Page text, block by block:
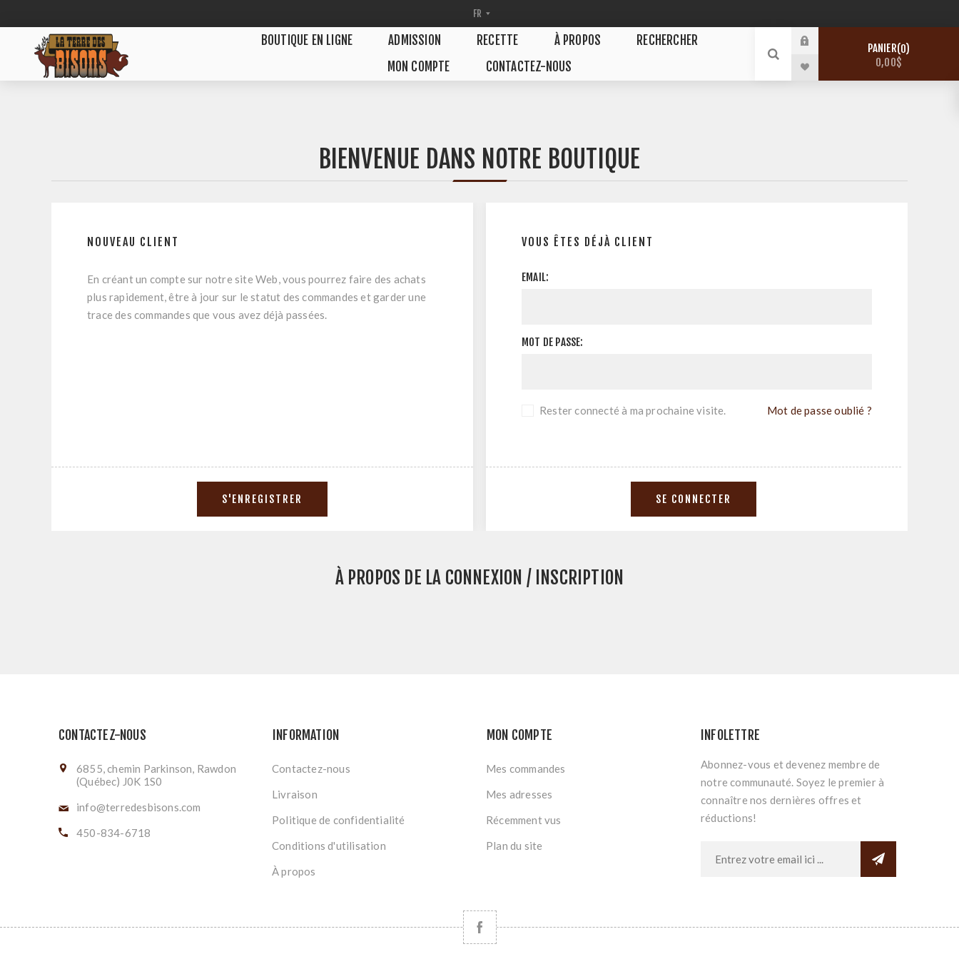
BOUTIQUE EN LIGNE ADMISSION RECETTE À PROPOS
RECHERCHER
MON COMPTE
CONTACTEZ-NOUS
PANIER 0
0,00$
BIENVENUE DANS NOTRE BOUTIQUE
NOUVEAU CLIENT
En créant un compte sur notre site Web, vous pourrez faire des achats
plus rapidement, être à jour sur le statut des commandes et garder une
trace des commandes que vous avez déjà passées.
VOUS ÊTES DÉJÀ CLIENT
EMAIL:
MOT DE PASSE:
Rester connecté à ma prochaine visite. Mot de passe oublié ?
À PROPOS DE LA CONNEXION / INSCRIPTION
CONTACTEZ-NOUS
6855, chemin Parkinson, Rawdon
(Québec) J0K 1S0
info@terredesbisons.com
450-834-6718
INFORMATION
Contactez-nous
Livraison
Politique de confidentialité
Conditions d'utilisation
À propos
MON COMPTE
Mes commandes
Mes adresses
Récemment vus
Plan du site
INFOLETTRE
Abonnez-vous et devenez membre de
notre communauté. Soyez le premier à
connaître nos dernières offres et
réductions!